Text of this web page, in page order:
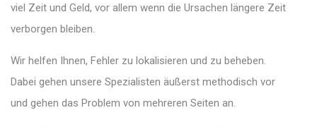
viel Zeit und Geld, vor allem wenn die Ursachen längere Zeit
verborgen bleiben.
Wir helfen Ihnen, Fehler zu lokalisieren und zu beheben.
Dabei gehen unsere Spezialisten äußerst methodisch vor
und gehen das Problem von mehreren Seiten an.